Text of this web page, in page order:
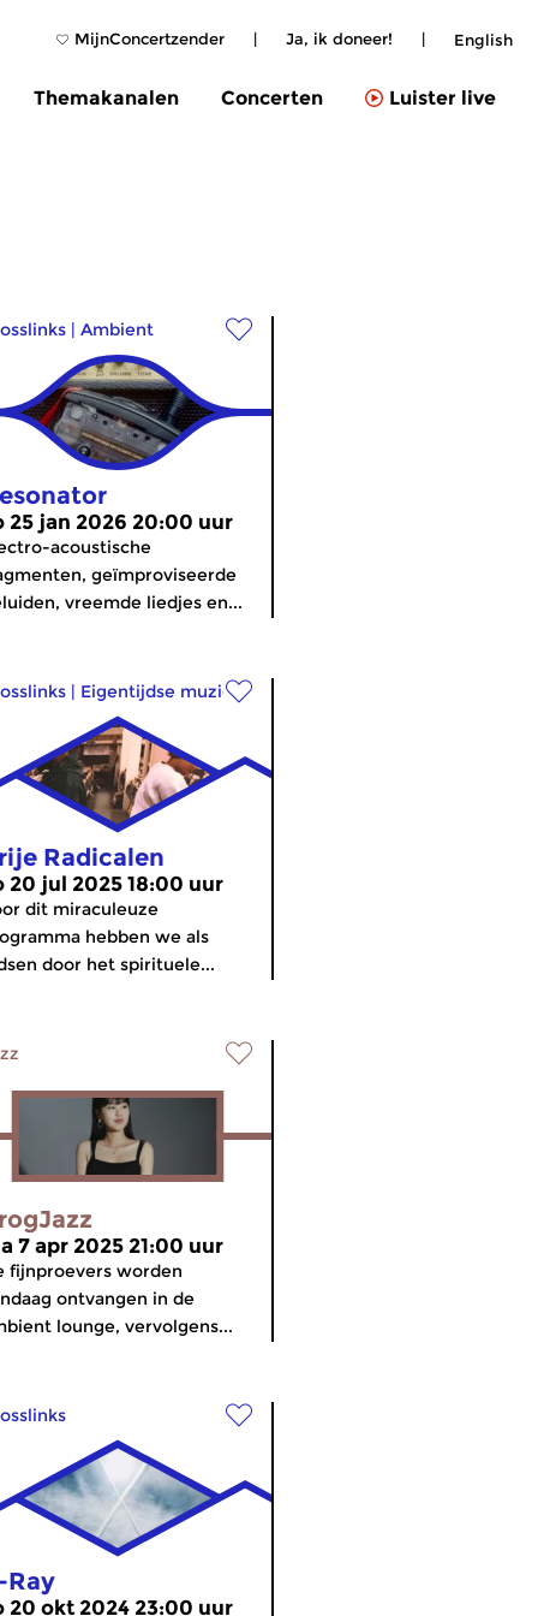
MijnConcertzender | Ja, ik doneer! | English
Themakanalen Concerten Luister live
| Ambient
25 jan 2026 20:00 uur
acoustische
geïmproviseerde
vreemde liedjes en...
| Eigentijdse muziek
Radicalen
20 jul 2025 18:00 uur
dit miraculeuze
hebben we als
door het spirituele...
7 apr 2025 21:00 uur
fijnproevers worden
ontvangen in de
lounge, vervolgens...
Ray
20 okt 2024 23:00 uur